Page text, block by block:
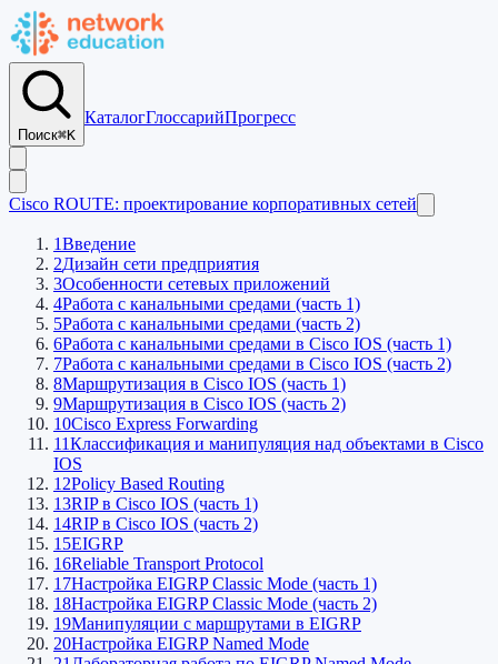
Поиск⌘K
КаталогГлоссарийПрогресс
Cisco ROUTE: проектирование корпоративных сетей
1Введение
2Дизайн сети предприятия
3Особенности сетевых приложений
4Работа с канальными средами (часть 1)
5Работа с канальными средами (часть 2)
6Работа с канальными средами в Cisco IOS (часть 1)
7Работа с канальными средами в Cisco IOS (часть 2)
8Маршрутизация в Cisco IOS (часть 1)
9Маршрутизация в Cisco IOS (часть 2)
10Cisco Express Forwarding
11Классификация и манипуляция над объектами в Cisco
IOS
12Policy Based Routing
13RIP в Cisco IOS (часть 1)
14RIP в Cisco IOS (часть 2)
15EIGRP
16Reliable Transport Protocol
17Настройка EIGRP Classic Mode (часть 1)
18Настройка EIGRP Classic Mode (часть 2)
19Манипуляции с маршрутами в EIGRP
20Настройка EIGRP Named Mode